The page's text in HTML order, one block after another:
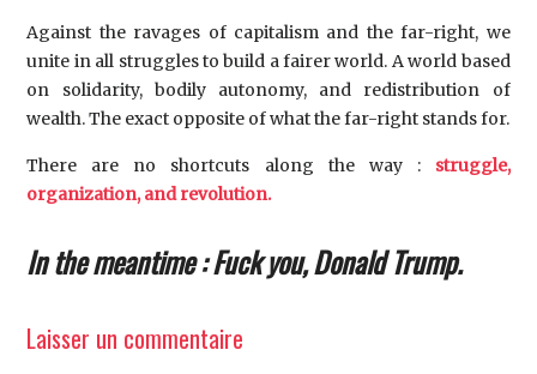
Against the ravages of capitalism and the far-right, we
unite in all struggles to build a fairer world. A world based
on solidarity, bodily autonomy, and redistribution of
wealth. The exact opposite of what the far-right stands for.
There are no shortcuts along the way : struggle,
organization, and revolution.
In the meantime : Fuck you, Donald Trump.
Laisser un commentaire